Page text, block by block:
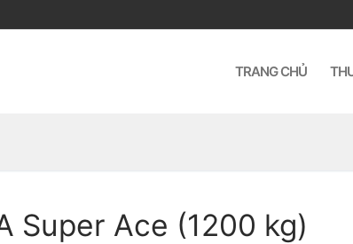
TRANG CHỦ
Super Ace (1200 kg)